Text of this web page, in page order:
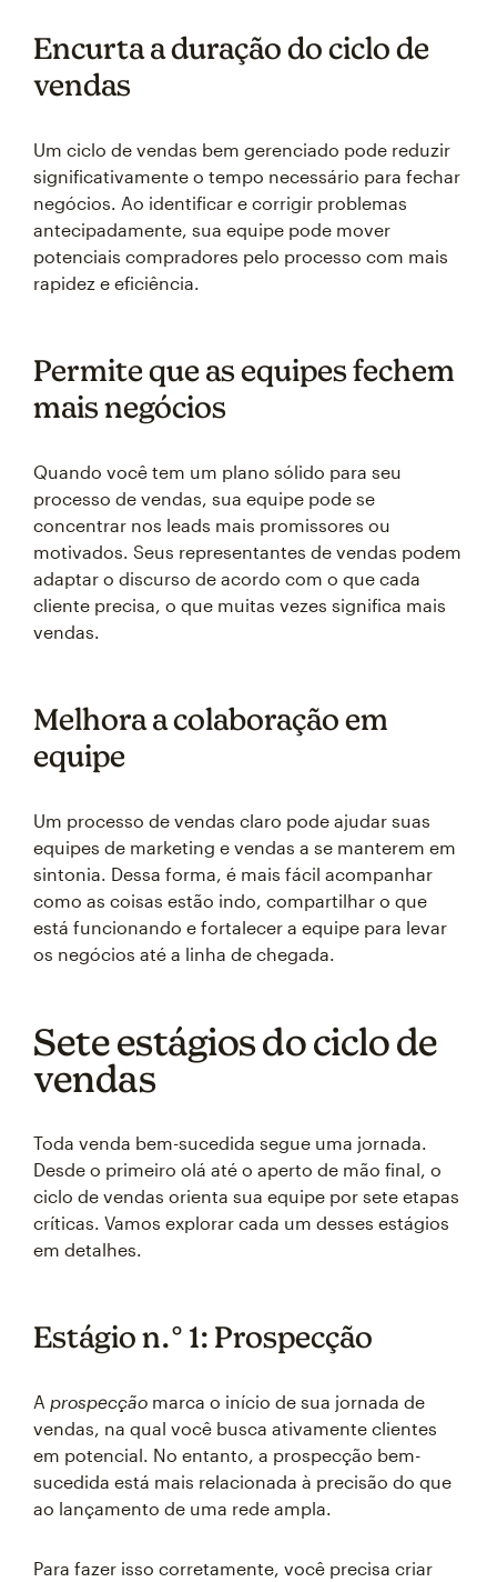
Encurta a duração do ciclo de
vendas
Um ciclo de vendas bem gerenciado pode reduzir
significativamente o tempo necessário para fechar
negócios. Ao identificar e corrigir problemas
antecipadamente, sua equipe pode mover
potenciais compradores pelo processo com mais
rapidez e eficiência.
Permite que as equipes fechem
mais negócios
Quando você tem um plano sólido para seu
processo de vendas, sua equipe pode se
concentrar nos leads mais promissores ou
motivados. Seus representantes de vendas podem
adaptar o discurso de acordo com o que cada
cliente precisa, o que muitas vezes significa mais
vendas.
Melhora a colaboração em
equipe
Um processo de vendas claro pode ajudar suas
equipes de marketing e vendas a se manterem em
sintonia. Dessa forma, é mais fácil acompanhar
como as coisas estão indo, compartilhar o que
está funcionando e fortalecer a equipe para levar
os negócios até a linha de chegada.
Sete estágios do ciclo de
vendas
Toda venda bem-sucedida segue uma jornada.
Desde o primeiro olá até o aperto de mão final, o
ciclo de vendas orienta sua equipe por sete etapas
críticas. Vamos explorar cada um desses estágios
em detalhes.
Estágio n.° 1: Prospecção
A prospecção marca o início de sua jornada de
vendas, na qual você busca ativamente clientes
em potencial. No entanto, a prospecção bem-
sucedida está mais relacionada à precisão do que
ao lançamento de uma rede ampla.
Para fazer isso corretamente, você precisa criar